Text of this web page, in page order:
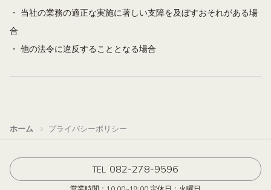
・ 当社の業務の適正な実施に著しい支障を及ぼすおそれがある場
合
・ 他の法令に違反することとなる場合
ホーム プライバシーポリシー
TEL 082-278-9596